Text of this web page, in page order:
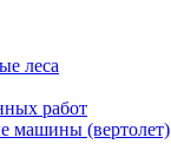
леса
работ
машины (вертолет)